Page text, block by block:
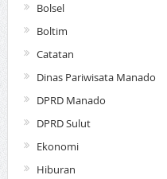
Bolsel
Boltim
Catatan
Dinas Pariwisata Manado
DPRD Manado
DPRD Sulut
Ekonomi
Hiburan